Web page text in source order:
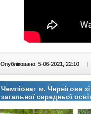
Опубліковано: 5-06-2021, 22:10 |
Чемпіонат м. Чернігова
загальної середньої